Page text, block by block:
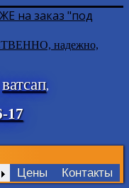
на заказ "под
надежно,
ватсап,
17
Цены Контакты